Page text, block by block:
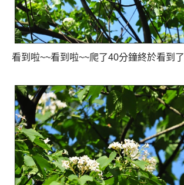
看到啦~~看到啦~~爬了40分鐘終於看到了